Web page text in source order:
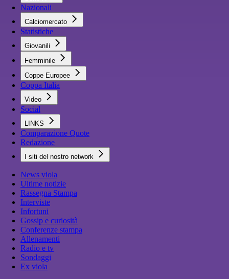
Nazionali
Calciomercato
Statistiche
Giovanili
Femminile
Coppe Europee
Coppa Italia
Video
Social
LINKS
Comparazione Quote
Redazione
I siti del nostro network
News viola
Ultime notizie
Rassegna Stampa
Interviste
Infortuni
Gossip e curiosità
Conferenze stampa
Allenamenti
Radio e tv
Sondaggi
Ex viola